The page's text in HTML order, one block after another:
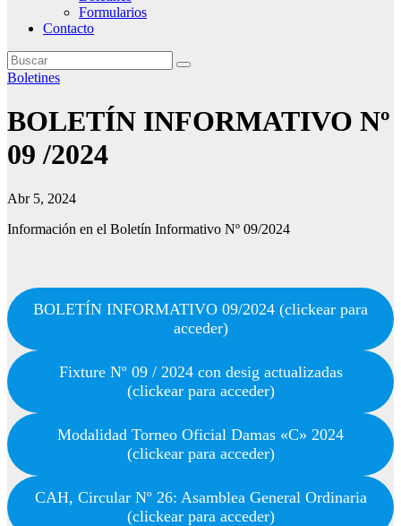
Formularios
Contacto
Boletines
BOLETÍN INFORMATIVO Nº
09 /2024
Abr 5, 2024
Información en el Boletín Informativo Nº 09/2024
BOLETÍN INFORMATIVO 09/2024 (clickear para
acceder)
Fixture Nº 09 / 2024 con desig actualizadas
(clickear para acceder)
Modalidad Torneo Oficial Damas «C» 2024
(clickear para acceder)
CAH, Circular Nº 26: Asamblea General Ordinaria
(clickear para acceder)